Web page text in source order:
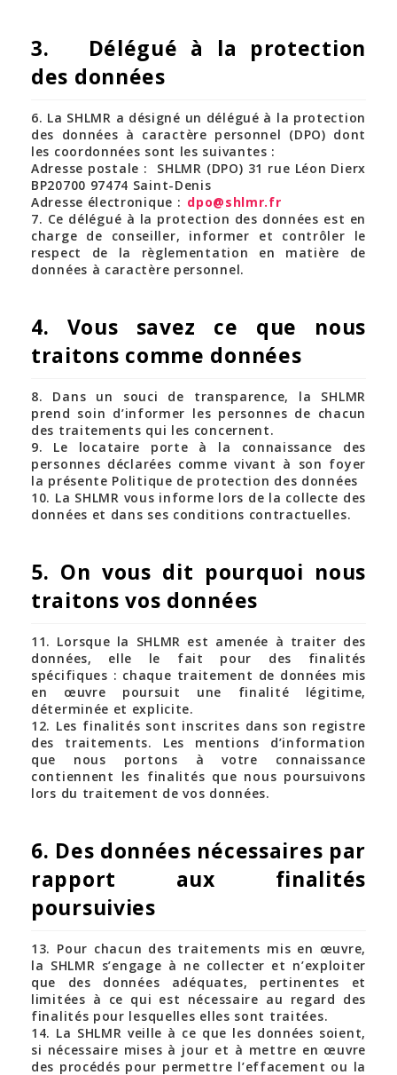
3. Délégué à la protection
des données
6. La SHLMR a désigné un délégué à la protection
des données à caractère personnel (DPO) dont
les coordonnées sont les suivantes :
Adresse postale : SHLMR (DPO) 31 rue Léon Dierx
BP20700 97474 Saint-Denis
Adresse électronique : dpo@shlmr.fr
7. Ce délégué à la protection des données est en
charge de conseiller, informer et contrôler le
respect de la règlementation en matière de
données à caractère personnel.
4. Vous savez ce que nous
traitons comme données
8. Dans un souci de transparence, la SHLMR
prend soin d’informer les personnes de chacun
des traitements qui les concernent.
9. Le locataire porte à la connaissance des
personnes déclarées comme vivant à son foyer
la présente Politique de protection des données
10. La SHLMR vous informe lors de la collecte des
données et dans ses conditions contractuelles.
5. On vous dit pourquoi nous
traitons vos données
11. Lorsque la SHLMR est amenée à traiter des
données, elle le fait pour des finalités
spécifiques : chaque traitement de données mis
en œuvre poursuit une finalité légitime,
déterminée et explicite.
12. Les finalités sont inscrites dans son registre
des traitements. Les mentions d’information
que nous portons à votre connaissance
contiennent les finalités que nous poursuivons
lors du traitement de vos données.
6. Des données nécessaires par
rapport aux finalités
poursuivies
13. Pour chacun des traitements mis en œuvre,
la SHLMR s’engage à ne collecter et n’exploiter
que des données adéquates, pertinentes et
limitées à ce qui est nécessaire au regard des
finalités pour lesquelles elles sont traitées.
14. La SHLMR veille à ce que les données soient,
si nécessaire mises à jour et à mettre en œuvre
des procédés pour permettre l’effacement ou la